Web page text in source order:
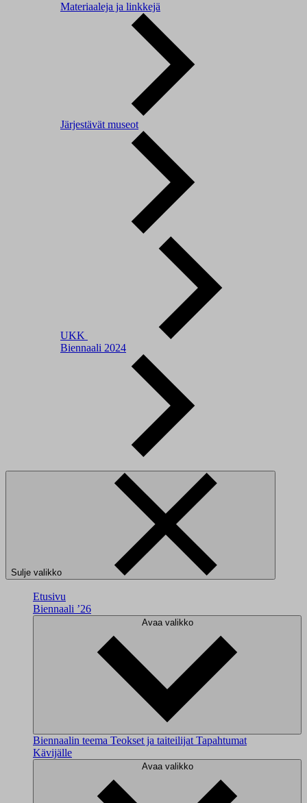
Materiaaleja ja linkkejä
Järjestävät museot
UKK
Biennaali 2024
Sulje valikko
Etusivu
Biennaali ’26
Avaa valikko
Biennaalin teema Teokset ja taiteilijat Tapahtumat
Kävijälle
Avaa valikko